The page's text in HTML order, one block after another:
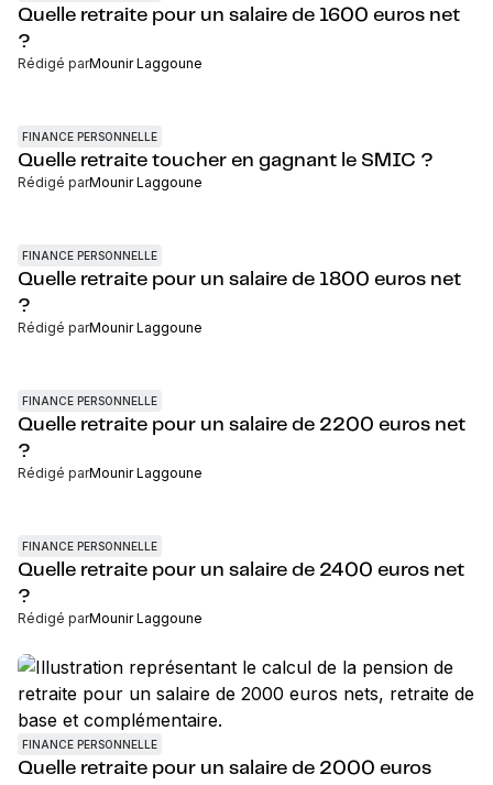
Quelle retraite pour un salaire de 1600 euros net
?
Rédigé parMounir Laggoune
FINANCE PERSONNELLE
Quelle retraite toucher en gagnant le SMIC ?
Rédigé parMounir Laggoune
FINANCE PERSONNELLE
Quelle retraite pour un salaire de 1800 euros net
?
Rédigé parMounir Laggoune
FINANCE PERSONNELLE
Quelle retraite pour un salaire de 2200 euros net
?
Rédigé parMounir Laggoune
FINANCE PERSONNELLE
Quelle retraite pour un salaire de 2400 euros net
?
Rédigé parMounir Laggoune
FINANCE PERSONNELLE
Quelle retraite pour un salaire de 2000 euros